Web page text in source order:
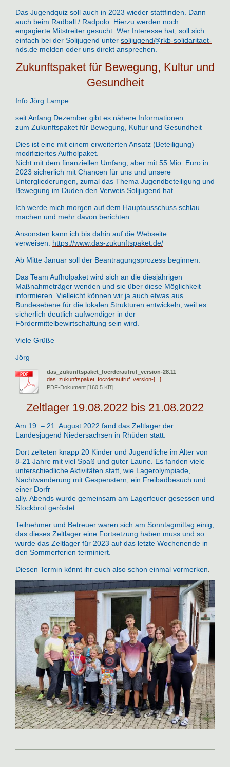
Das Jugendquiz soll auch in 2023 wieder stattfinden. Dann
auch beim Radball / Radpolo. Hierzu werden noch
engagierte Mitstreiter gesucht. Wer Interesse hat, soll sich
einfach bei der Solijugend unter solijugend@rkb-solidaritaet-
nds.de melden oder uns direkt ansprechen.
Zukunftspaket für Bewegung, Kultur und
Gesundheit
Info Jörg Lampe
seit Anfang Dezember gibt es nähere Informationen
zum Zukunftspaket für Bewegung, Kultur und Gesundheit
Dies ist eine mit einem erweiterten Ansatz (Beteiligung)
modifiziertes Aufholpaket.
Nicht mit dem finanziellen Umfang, aber mit 55 Mio. Euro in
2023 sicherlich mit Chancen für uns und unsere
Untergliederungen, zumal das Thema Jugendbeteiligung und
Bewegung im Duden den Verweis Solijugend hat.
Ich werde mich morgen auf dem Hauptausschuss schlau
machen und mehr davon berichten.
Ansonsten kann ich bis dahin auf die Webseite
verweisen: https://www.das-zukunftspaket.de/
Ab Mitte Januar soll der Beantragungsprozess beginnen.
Das Team Aufholpaket wird sich an die diesjährigen
Maßnahmeträger wenden und sie über diese Möglichkeit
informieren. Vielleicht können wir ja auch etwas aus
Bundesebene für die lokalen Strukturen entwickeln, weil es
sicherlich deutlich aufwendiger in der
Fördermittelbewirtschaftung sein wird.
Viele Grüße
Jörg
das_zukunftspaket_focrderaufruf_version-28.11
das_zukunftspaket_focrderaufruf_version-[...]
PDF-Dokument [160.5 KB]
Zeltlager 19.08.2022 bis 21.08.2022
Am 19. – 21. August 2022 fand das Zeltlager der
Landesjugend Niedersachsen in Rhüden statt.
Dort zelteten knapp 20 Kinder und Jugendliche im Alter von
8-21 Jahre mit viel Spaß und guter Laune. Es fanden viele
unterschiedliche Aktivitäten statt, wie Lagerolympiade,
Nachtwanderung mit Gespenstern, ein Freibadbesuch und
einer Dorfr
ally. Abends wurde gemeinsam am Lagerfeuer gesessen und
Stockbrot geröstet.
Teilnehmer und Betreuer waren sich am Sonntagmittag einig,
das dieses Zeltlager eine Fortsetzung haben muss und so
wurde das Zeltlager für 2023 auf das letzte Wochenende in
den Sommerferien terminiert.
Diesen Termin könnt ihr euch also schon einmal vormerken